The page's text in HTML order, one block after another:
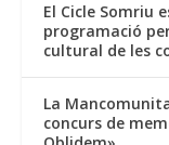
El Cicle Somriu
programació
cultural de les
La
concurs de